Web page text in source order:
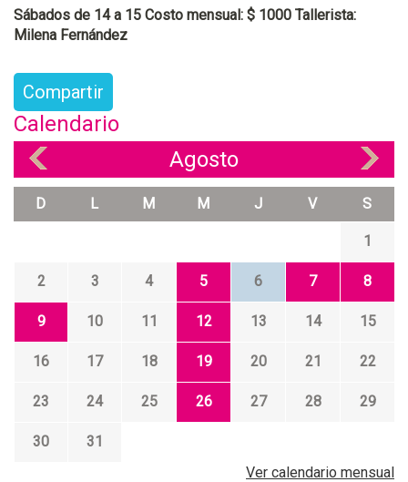
Sábados de 14 a 15 Costo mensual: $ 1000 Tallerista:
Milena Fernández
Compartir
Calendario
Agosto
D L M M J V S
1
2 3 4 5 6 7 8
9 10 11 12 13 14 15
16 17 18 19 20 21 22
23 24 25 26 27 28 29
30
31
Ver calendario mensual